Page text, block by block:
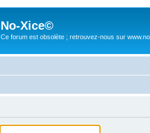
No-Xice©
Ce forum est obsolète ; retrouvez-nous sur